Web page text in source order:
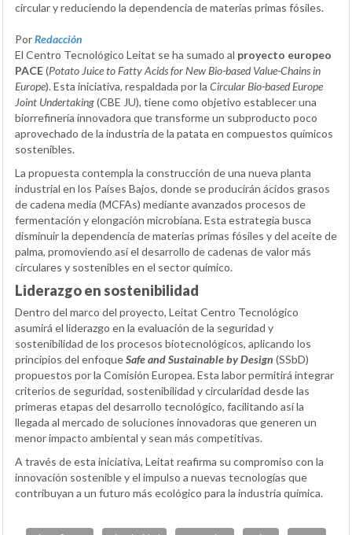
circular y reduciendo la dependencia de materias primas fósiles.
PorRedacción
El Centro Tecnológico Leitat se ha sumado al proyecto europeo
PACE(Potato Juice to Fatty Acids for New Bio-based Value-Chains in
Europe). Esta iniciativa, respaldada por la Circular Bio-based Europe
Joint Undertaking(CBE JU), tiene como objetivo establecer una
biorrefinería innovadora que transforme un subproducto poco
aprovechado de la industria de la patata en compuestos químicos
sostenibles.
La propuesta contempla la construcción de una nueva planta
industrial en los Países Bajos, donde se producirán ácidos grasos
de cadena media (MCFAs) mediante avanzados procesos de
fermentación y elongación microbiana. Esta estrategia busca
disminuir la dependencia de materias primas fósiles y del aceite de
palma, promoviendo así el desarrollo de cadenas de valor más
circulares y sostenibles en el sector químico.
Liderazgo en sostenibilidad
Dentro del marco del proyecto, Leitat Centro Tecnológico
asumirá el liderazgo en la evaluación de la seguridad y
sostenibilidad de los procesos biotecnológicos, aplicando los
principios del enfoqueSafe and Sustainable by Design (SSbD)
propuestos por la Comisión Europea. Esta labor permitirá integrar
criterios de seguridad, sostenibilidad y circularidad desde las
primeras etapas del desarrollo tecnológico, facilitando así la
llegada al mercado de soluciones innovadoras que generen un
menor impacto ambiental y sean más competitivas.
A través de esta iniciativa, Leitat reafirma su compromiso con la
innovación sostenible y el impulso a nuevas tecnologías que
contribuyan a un futuro más ecológico para la industria química.